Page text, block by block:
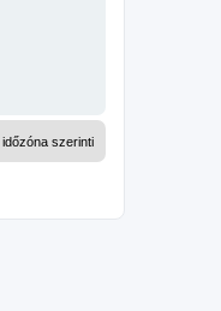
időzóna szerinti